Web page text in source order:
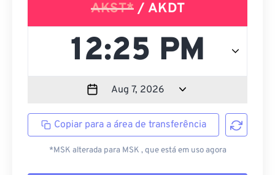
AKST*/ AKDT
Copiar para a área de transferência
*MSK alterada para MSK , que está em uso agora